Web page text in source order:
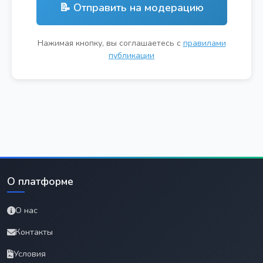
📝 Отправить на модерацию
Нажимая кнопку, вы соглашаетесь с правилами
публикации
О платформе
О нас
Контакты
Условия